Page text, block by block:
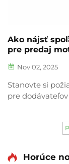
Ako nájsť
pre predaj
Nov 02, 2025
Stanovte si
pre
parametre, ako
Horúce